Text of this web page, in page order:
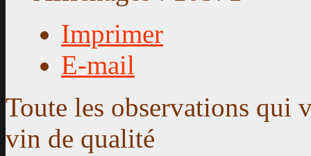
Imprimer
E-mail
Toute les observations qui
vin de qualité